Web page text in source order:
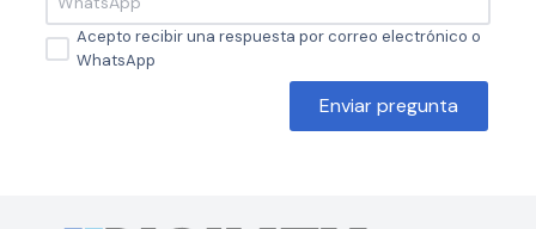
Acepto recibir una respuesta por correo electrónico o
WhatsApp
Enviar pregunta